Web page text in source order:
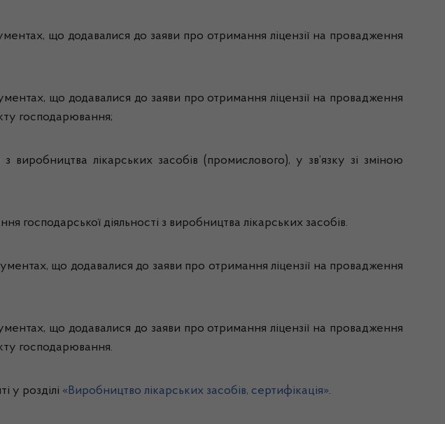
що додавалися до заяви про отримання ліцензії на провадження
що додавалися до заяви про отримання ліцензії на провадження
господарювання;
виробництва лікарських засобів (промислового), у зв’язку зі зміною
господарської діяльності з виробництва лікарських засобів.
що додавалися до заяви про отримання ліцензії на провадження
що додавалися до заяви про отримання ліцензії на провадження
господарювання.
у розділі «Виробництво лікарських засобів, сертифікація».